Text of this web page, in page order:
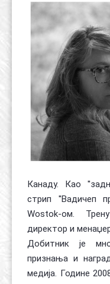
Канаду. Као
стрип ''Вадичеп
Wostok-oм.
директор и
Добитник је
признања и
медија. Године